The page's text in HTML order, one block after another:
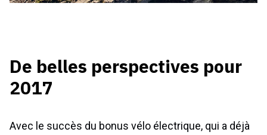
De belles perspectives pour
2017
Avec le succès du bonus vélo électrique, qui a déjà